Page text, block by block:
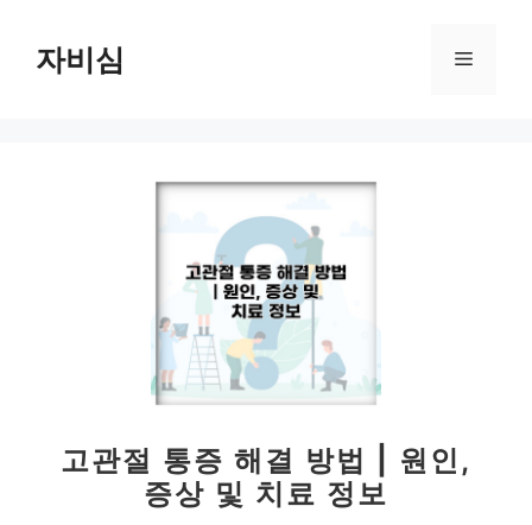
자비심 메
고관절 통증 해결 방법 | 원인,
증상 및 치료 정보